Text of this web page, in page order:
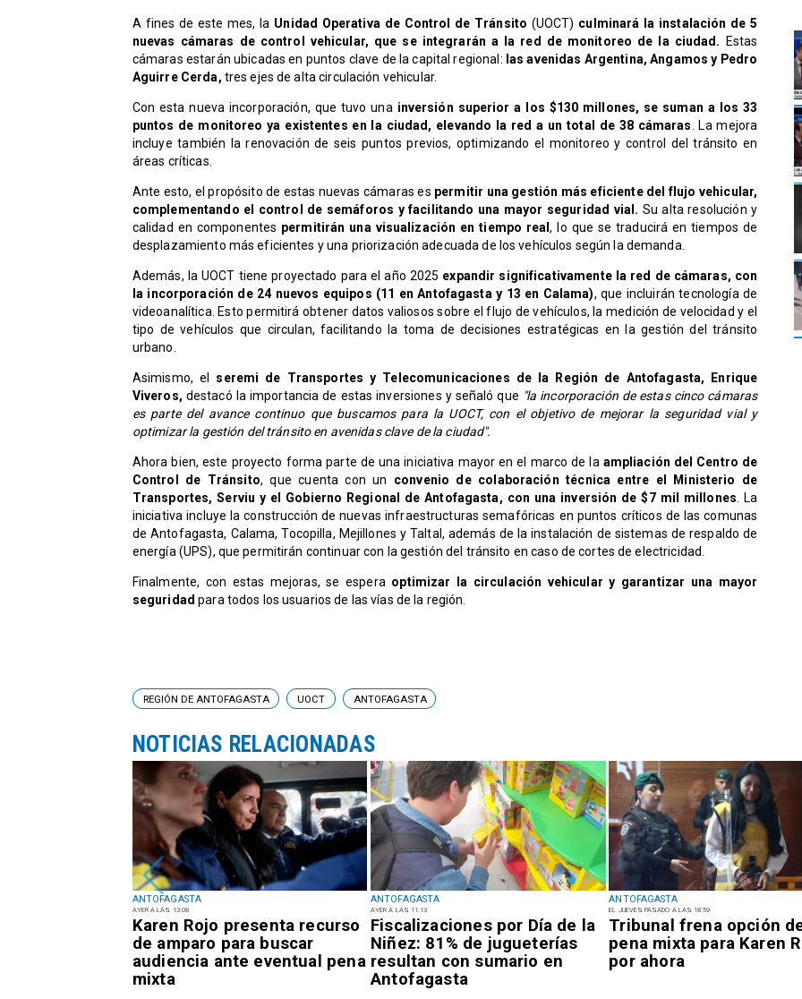
A fines de este mes, la Unidad Operativa de Control de Tránsito (UOCT) culminará la instalación de 5
nuevas cámaras de control vehicular, que se integrarán a la red de monitoreo de la ciudad. Estas
cámaras estarán ubicadas en puntos clave de la capital regional: las avenidas Argentina, Angamos y Pedro
Aguirre Cerda, tres ejes de alta circulación vehicular.
Con esta nueva incorporación, que tuvo unainversión superior a los $130 millones, se suman a los 33
puntos de monitoreo ya existentes en la ciudad, elevando la red a un total de 38 cámaras. La mejora
incluye también la renovación de seis puntos previos, optimizando el monitoreo y control del tránsito en
áreas críticas.
Ante esto, el propósito de estas nuevas cámaras es permitir una gestión más eficiente del flujo vehicular,
complementando el control de semáforos y facilitando una mayor seguridad vial. Su alta resolución y
calidad en componentes permitirán una visualización en tiempo real, lo que se traducirá en tiempos de
desplazamiento más eficientes y una priorización adecuada de los vehículos según la demanda.
Además, la UOCT tiene proyectado para el año 2025 expandir significativamente la red de cámaras, con
la incorporación de 24 nuevos equipos (11 en Antofagasta y 13 en Calama), que incluirán tecnología de
videoanalítica. Esto permitirá obtener datos valiosos sobre el flujo de vehículos, la medición de velocidad y el
tipo de vehículos que circulan, facilitando la toma de decisiones estratégicas en la gestión del tránsito
urbano.
Asimismo, el seremi de Transportes y Telecomunicaciones de la Región de Antofagasta, Enrique
Viveros, destacó la importancia de estas inversiones y señaló que "la incorporación de estas cinco cámaras
es parte del avance continuo que buscamos para la UOCT, con el objetivo de mejorar la seguridad vial y
optimizar la gestión del tránsito en avenidas clave de la ciudad".
Ahora bien, este proyecto forma parte de una iniciativa mayor en el marco de la ampliación del Centro de
Control de Tránsito, que cuenta con un convenio de colaboración técnica entre el Ministerio de
Transportes, Serviu y el Gobierno Regional de Antofagasta, con una inversión de $7 mil millones . La
iniciativa incluye la construcción de nuevas infraestructuras semafóricas en puntos críticos de las comunas
de Antofagasta, Calama, Tocopilla, Mejillones y Taltal, además de la instalación de sistemas de respaldo de
energía (UPS), que permitirán continuar con la gestión del tránsito en caso de cortes de electricidad.
Finalmente, con estas mejoras, se espera optimizar la circulación vehicular y garantizar una mayor
seguridad para todos los usuarios de las vías de la región.
ANTOFAGASTA
AYER A LAS 13:08
Karen Rojo presenta recurso
de amparo para buscar
audiencia ante eventual pena
mixta
ANTOFAGASTA
AYER A LAS 11:13
Fiscalizaciones por Día de la
Niñez: 81% de jugueterías
resultan con sumario en
Antofagasta
ANTOFAGASTA
EL JUEVES PASADO A LAS 18:59
Tribunal frena opción
pena mixta para Karen
por ahora
REGIÓN DE ANTOFAGASTA UOCT ANTOFAGASTA
NOTICIAS RELACIONADAS